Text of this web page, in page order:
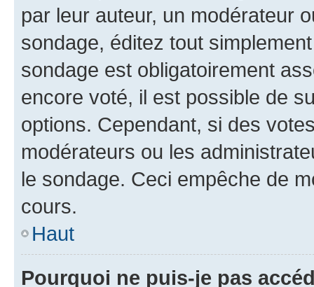
par leur auteur, un modérateur
sondage, éditez tout
sondage est obligatoirement
encore voté, il est possible de
options. Cependant, si des
modérateurs ou les
le sondage. Ceci empêche de
cours.
Haut
Pourquoi ne puis-je pas